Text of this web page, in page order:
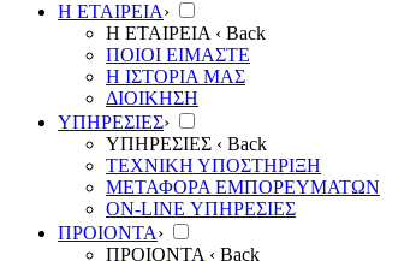
Η ΕΤΑΙΡΕΙΑ›
Η ΕΤΑΙΡΕΙΑ ‹ Back
ΠΟΙΟΙ ΕΙΜΑΣΤΕ
Η ΙΣΤΟΡΙΑ ΜΑΣ
ΔΙΟΙΚΗΣΗ
ΥΠΗΡΕΣΙΕΣ›
ΥΠΗΡΕΣΙΕΣ ‹ Back
ΤΕΧΝΙΚΗ ΥΠΟΣΤΗΡΙΞΗ
ΜΕΤΑΦΟΡΑ ΕΜΠΟΡΕΥΜΑΤΩΝ
ON-LINE ΥΠΗΡΕΣΙΕΣ
ΠΡΟΙΟΝΤΑ›
ΠΡΟΙΟΝΤΑ ‹ Back